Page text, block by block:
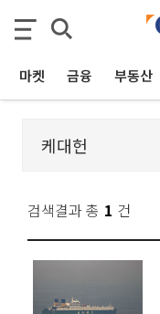
마켓 금융 부동산
검색결과 총 1 건